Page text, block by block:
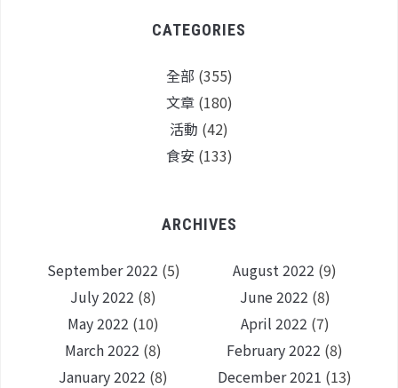
CATEGORIES
全部 (355)
文章(180)
活動 (42)
食安 (133)
ARCHIVES
September 2022 (5) August 2022 (9)
July 2022 (8) June 2022 (8)
May 2022 (10) April 2022 (7)
March 2022 (8) February 2022 (8)
January 2022 (8) December 2021 (13)